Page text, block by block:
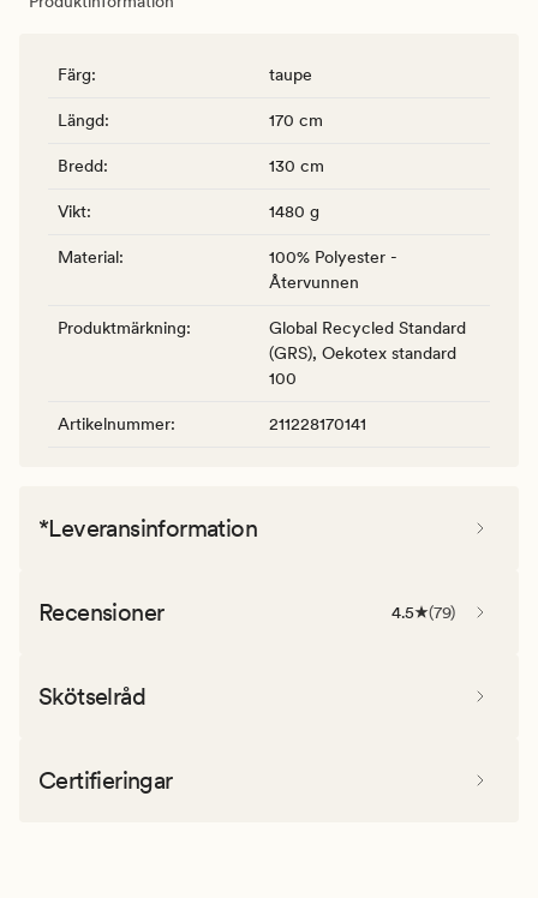
Färg: taupe
Längd: 170 cm
Bredd: 130 cm
Vikt: 1480 g
Material:
100% Polyester -
Återvunnen
Produktmärkning:
Global Recycled Standard
(GRS), Oekotex standard
100
Artikelnummer: 211228170141
*Leveransinformation
Recensioner 4.5 (79)
Skötselråd
Certifieringar